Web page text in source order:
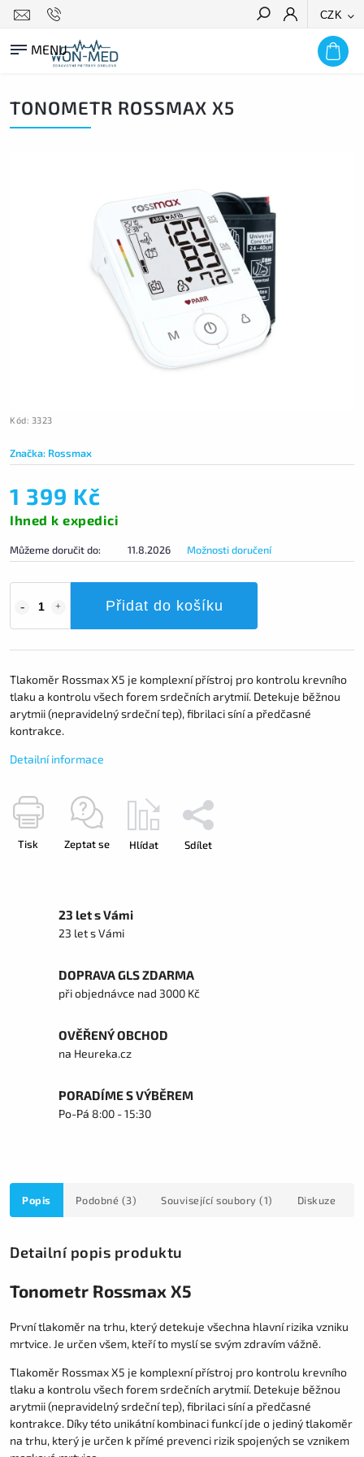
CZK
HLEDAT
TONOMETR ROSSMAX X5
Kód: 3323
Značka: Rossmax
1 399 Kč
Ihned k expedici
Můžeme doručit do: 11.8.2026 Možnosti doručení
Přidat do košíku
Tlakoměr Rossmax X5 je komplexní přístroj pro kontrolu krevního
tlaku a kontrolu všech forem srdečních arytmií. Detekuje běžnou
arytmii (nepravidelný srdeční tep), fibrilaci síní a předčasné
kontrakce.
Detailní informace
Tisk Zeptat se Hlídat Sdílet
23 let s Vámi
23 let s Vámi
DOPRAVA GLS ZDARMA
při objednávce nad 3000 Kč
OVĚŘENÝ OBCHOD
na Heureka.cz
PORADÍME S VÝBĚREM
Po-Pá 8:00 - 15:30
Popis Podobné (3) Související soubory (1) Diskuze
Detailní popis produktu
Tonometr Rossmax X5
První tlakoměr na trhu, který detekuje všechna hlavní rizika vzniku
mrtvice. Je určen všem, kteří to myslí se svým zdravím vážně.
Tlakoměr Rossmax X5 je komplexní přístroj pro kontrolu krevního
tlaku a kontrolu všech forem srdečních arytmií. Detekuje běžnou
arytmii (nepravidelný srdeční tep), fibrilaci síní a předčasné
kontrakce. Díky této unikátní kombinaci funkcí jde o jediný tlakoměr
na trhu, který je určen k přímé prevenci rizik spojených se vznikem